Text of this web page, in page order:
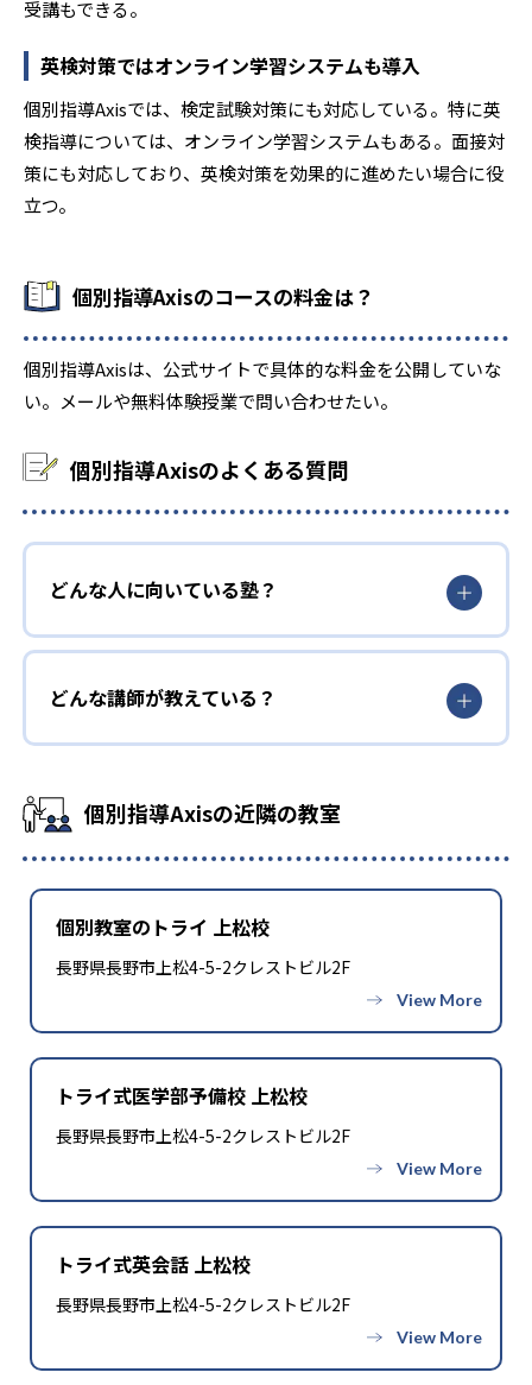
岡山白陵中学校
清心中学校 - 山陽学園中学校 -
岡山中学校 -
広島大学附属福山中学校 -
広島市立広島中等教育学校 -
広島県立広島中学校 -
福山市立福山中学校 - 尾道中学校
愛光中学校 - 土佐塾中学校
福岡教育大学附属小倉中学校 -
福岡県立門司学園中学校
照曜館中学校 - 西南学院中学校 -
久留米大学附設中学校 -
福岡女学院中学校 -
筑紫女学園中学校 -
小倉日新館中学校 -
長崎日本大学中学校 -
熊本大学教育学部附属中学校 -
熊本県立八代中学校 -
九州学院中学校 - 尚絅中学校
大分大学教育学部附属中学校 -
大分県立大分豊府中学校 -
昭和薬科大学附属中学校
受講もできる。
英検対策ではオンライン学習システムも導入
個別指導Axisでは、検定試験対策にも対応している。特に英
検指導については、オンライン学習システムもある。面接対
策にも対応しており、英検対策を効果的に進めたい場合に役
立つ。
個別指導Axisのコースの料金は？
個別指導Axisは、公式サイトで具体的な料金を公開していな
い。メールや無料体験授業で問い合わせたい。
個別指導Axisのよくある質問
どんな人に向いている塾？
どんな講師が教えている？
個別指導Axisの近隣の教室
個別教室のトライ 上松校
長野県長野市上松4-5-2クレストビル2F
トライ式医学部予備校 上松校
長野県長野市上松4-5-2クレストビル2F
トライ式英会話 上松校
長野県長野市上松4-5-2クレストビル2F